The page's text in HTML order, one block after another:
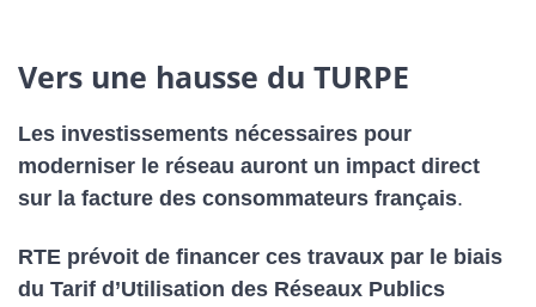
Vers une hausse du TURPE
Les investissements nécessaires pour
moderniser le réseau auront un impact direct
sur la facture des consommateurs français.
RTE prévoit de financer ces travaux par le biais
du Tarif d’Utilisation des Réseaux Publics